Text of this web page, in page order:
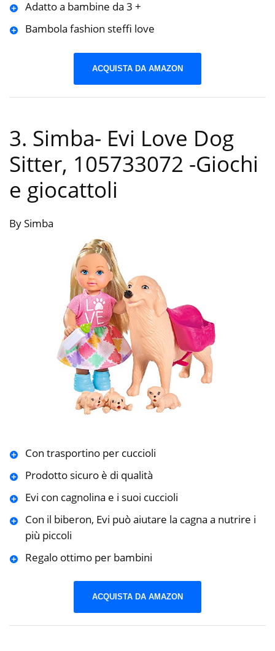
Adatto a bambine da 3 +
Bambola fashion steffi love
ACQUISTA DA AMAZON
3. Simba- Evi Love Dog
Sitter, 105733072 -Giochi
e giocattoli
By Simba
Con trasportino per cuccioli
Prodotto sicuro è di qualità
Evi con cagnolina e i suoi cuccioli
Con il biberon, Evi può aiutare la cagna a nutrire i
più piccoli
Regalo ottimo per bambini
ACQUISTA DA AMAZON